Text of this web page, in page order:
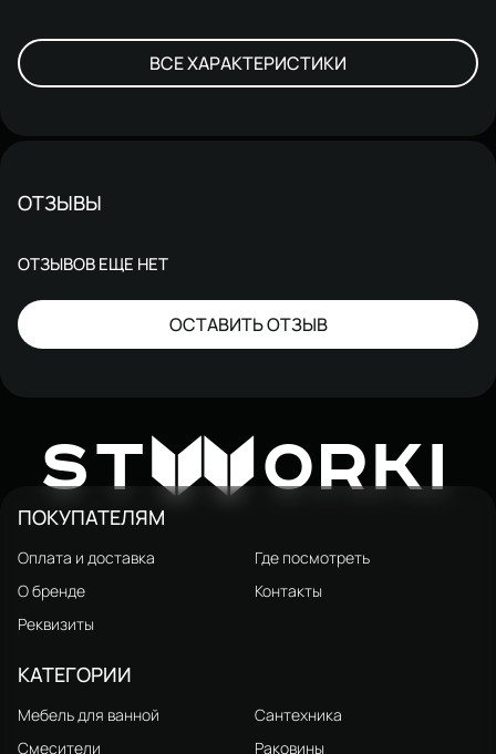
ВСЕ ХАРАКТЕРИСТИКИ
ОТЗЫВЫ
ОТЗЫВОВ ЕЩЕ НЕТ
ОСТАВИТЬ ОТЗЫВ
STW ORKI
ПОКУПАТЕЛЯМ
Оплата и доставка
Где посмотреть
О бренде
Контакты
Реквизиты
КАТЕГОРИИ
Мебель для ванной
Сантехника
Смесители
Раковины